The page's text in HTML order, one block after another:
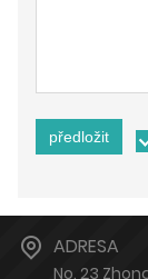
předložit
ADRESA
No. 23